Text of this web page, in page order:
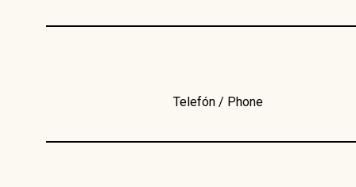
Telefón / Phone